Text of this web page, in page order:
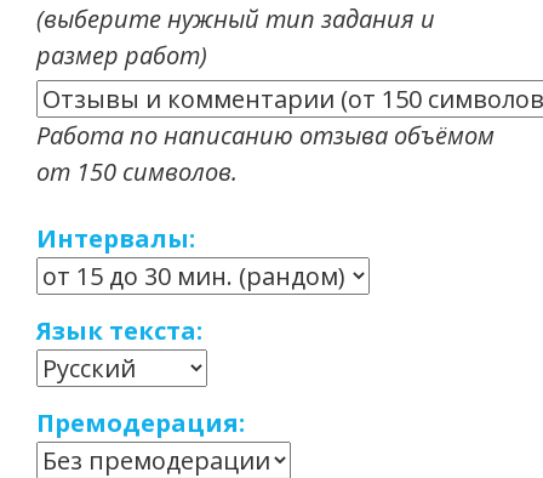
(выберите нужный тип задания и
размер работ)
Работа по написанию отзыва объёмом
от 150 символов.
Интервалы:
Язык текста:
Премодерация: